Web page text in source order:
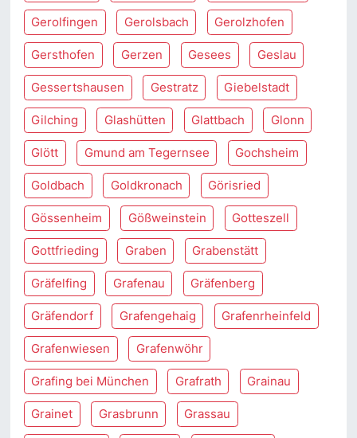
Gerolfingen Gerolsbach Gerolzhofen
Gersthofen Gerzen Gesees Geslau
Gessertshausen Gestratz Giebelstadt
Gilching Glashütten Glattbach Glonn
Glött Gmund am Tegernsee Gochsheim
Goldbach Goldkronach Görisried
Gössenheim Gößweinstein Gotteszell
Gottfrieding Graben Grabenstätt
Gräfelfing Grafenau Gräfenberg
Gräfendorf Grafengehaig Grafenrheinfeld
Grafenwiesen Grafenwöhr
Grafing bei München Grafrath Grainau
Grainet Grasbrunn Grassau